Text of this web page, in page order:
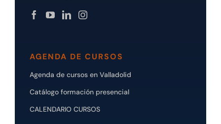
AGENDA DE CURSOS
Agenda de cursos en Valladolid
Catálogo formación presencial
CALENDARIO CURSOS